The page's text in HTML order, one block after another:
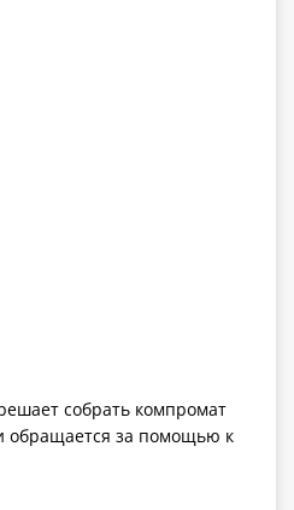
собрать компромат
обращается за помощью к